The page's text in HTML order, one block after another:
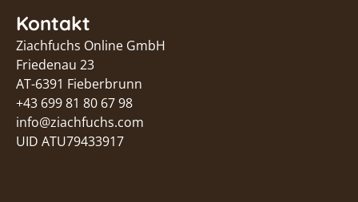
Kontakt
Ziachfuchs Online GmbH
Friedenau 23
AT-6391 Fieberbrunn
+43 699 81 80 67 98
info@ziachfuchs.com
UID ATU79433917